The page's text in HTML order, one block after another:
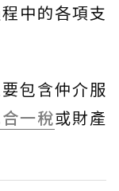
中的各項支
包含仲介服
一稅或財產